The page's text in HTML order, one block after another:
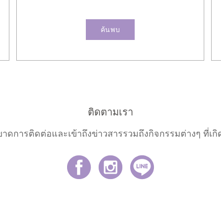
ค้นพบ
ติดตามเรา
ดการติดต่อและเข้าถึงข่าวสารรวมถึงกิจกรรมต่างๆ ที่เ